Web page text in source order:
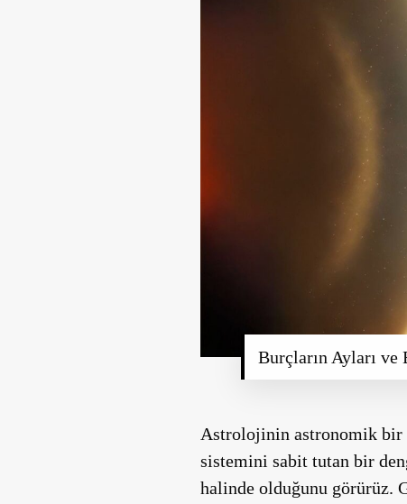
Burçların Ayları
Astrolojinin astronomik bir
sistemini sabit tutan bir
halinde olduğunu görürüz.